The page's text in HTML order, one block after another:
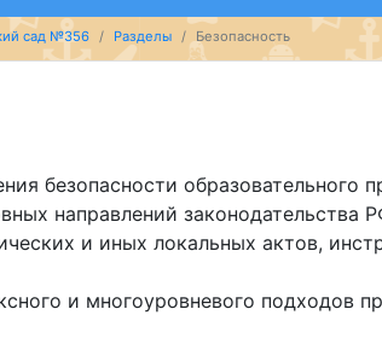
сад №356 Разделы Безопасность
безопасности образовательного
направлений законодательства
и иных локальных актов,
и многоуровневого подходов